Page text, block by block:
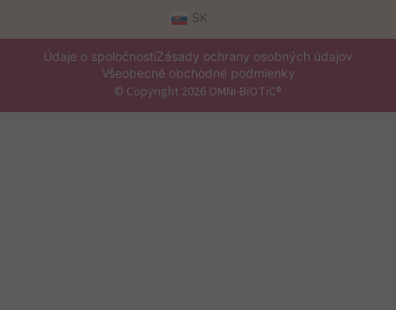
SK
Údaje o spoločnostiZásady ochrany osobných údajov
Všeobecné obchodné podmienky
© Copyright 2026 OMNi-BiOTiC®